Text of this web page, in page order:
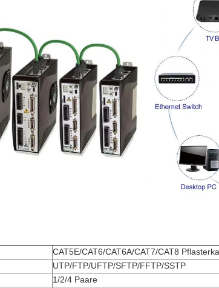
CAT5E/CAT6/CAT6A/CAT7/CAT8
UTP/FTP/UFTP/SFTP/FFTP/SSTP
1/2/4 Paare